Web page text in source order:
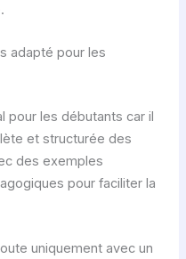
adapté pour les
pour les débutants car il
et structurée des
des exemples
pour faciliter la
uniquement avec un